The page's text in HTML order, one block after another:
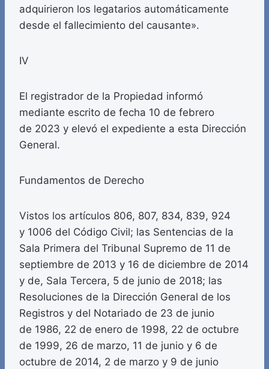
adquirieron los legatarios automáticamente
desde el fallecimiento del causante».
IV
El registrador de la Propiedad informó
mediante escrito de fecha 10 de febrero
de 2023 y elevó el expediente a esta Dirección
General.
Fundamentos de Derecho
Vistos los artículos 806, 807, 834, 839, 924
y 1006 del Código Civil; las Sentencias de la
Sala Primera del Tribunal Supremo de 11 de
septiembre de 2013 y 16 de diciembre de 2014
y de, Sala Tercera, 5 de junio de 2018; las
Resoluciones de la Dirección General de los
Registros y del Notariado de 23 de junio
de 1986, 22 de enero de 1998, 22 de octubre
de 1999, 26 de marzo, 11 de junio y 6 de
octubre de 2014, 2 de marzo y 9 de junio